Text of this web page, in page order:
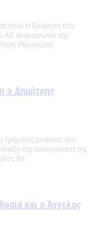
σου! Η διοίκηση του
ΑΣ ανακοινώνει την
Παναγιώτη
ο Δημήτρης
τμήματος μπάσκετ του
της συνεργασίας της
θα
και ο Άγγελος